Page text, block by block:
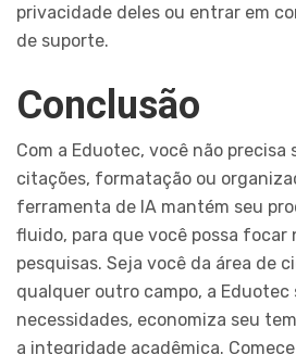
privacidade deles ou entrar em
de suporte.
Conclusão
Com a Eduotec, você não precisa
citações, formatação ou
ferramenta de IA mantém seu
fluido, para que você possa focar
pesquisas. Seja você da área de
qualquer outro campo, a Eduotec
necessidades, economiza seu
a integridade acadêmica.